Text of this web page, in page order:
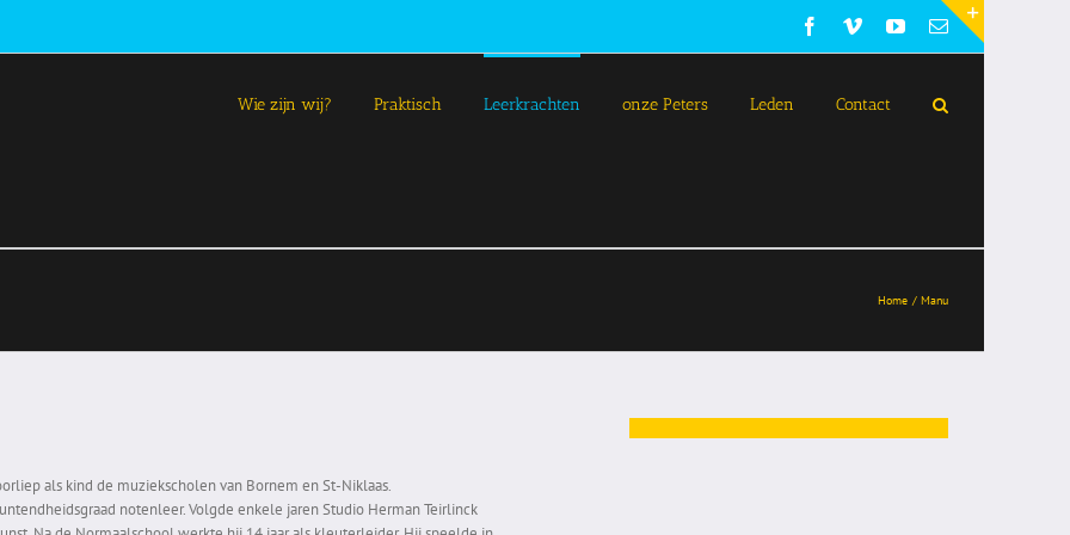
Facebook
VimeoYouTube
E-
mail
Wie zijn wij? Praktisch Leerkrachten onze Peters Leden Contact
Home Manu
als kind de muziekscholen van Bornem en St-Niklaas.
notenleer. Volgde enkele jaren Studio Herman Teirlinck
Toggle